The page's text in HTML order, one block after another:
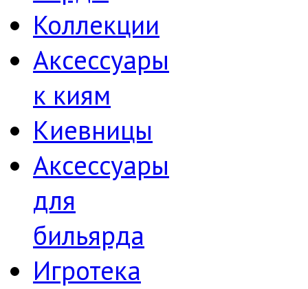
Коллекции
Аксессуары
к киям
Киевницы
Аксессуары
для
бильярда
Игротека